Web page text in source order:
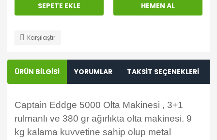
SEPETE EKLE HEMEN AL
Karşılaştır
ÜRÜN BİLGİSİ YORUMLAR TAKSİT SEÇENEKLERİ
Captain Eddge 5000 Olta Makinesi , 3+1
rulmanlı ve 380 gr ağırlıkta olta makinesi. 9
kg kalama kuvvetine sahip olup metal